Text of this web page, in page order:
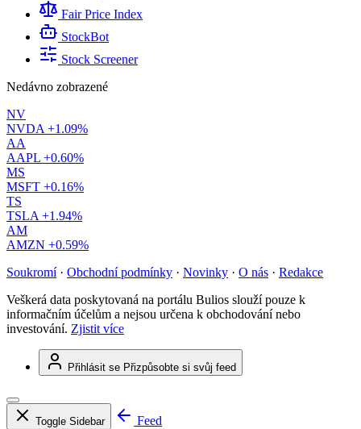
Fair Price Index
StockBot
Stock Screener
Nedávno zobrazené
NV
NVDA +1.09%
AA
AAPL +0.60%
MS
MSFT +0.16%
TS
TSLA +1.94%
AM
AMZN +0.59%
Soukromí · Obchodní podmínky · Novinky · O nás · Redakce
Veškerá data poskytovaná na portálu Bulios slouží pouze k
informačním účelům a nejsou určena k obchodování nebo
investování. Zjistit více
Přihlásit se Přizpůsobte si svůj feed
Toggle Sidebar
Feed